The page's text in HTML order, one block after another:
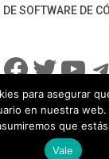
SOFTWARE DE
para asegurar
en nuestra
que
Vale